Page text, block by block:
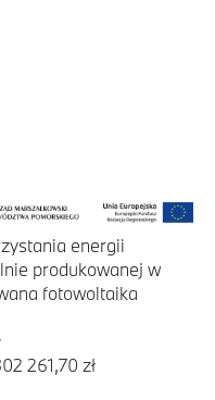
energii
produkowanej w
fotowoltaika
261,70 zł